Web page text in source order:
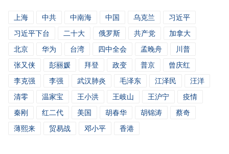
上海 中共 中南海 中国 乌克兰
习近平
习近平下台
二十大 俄罗斯 共产党
加拿大
北京
华为 台湾 四中全会 孟晚舟
川普
张又侠
彭丽媛 拜登 政变 普京
曾庆红
李克强
李强 武汉肺炎 毛泽东 江泽民
汪洋
清零
温家宝 王小洪 王岐山 王沪宁
疫情
秦刚
红二代 美国 胡春华 胡锦涛
蔡奇
薄熙来
贸易战 邓小平 香港